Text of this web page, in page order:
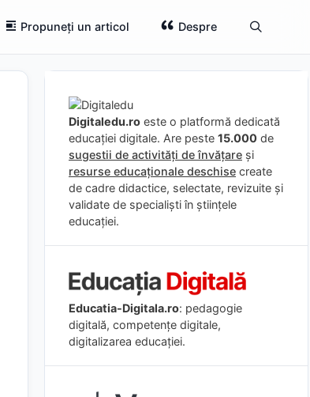
Propuneți un articol Despre
Digitaledu.ro este o platformă dedicată
educației digitale. Are peste 15.000 de
sugestii de activități de învățare și
resurse educaționale deschise create
de cadre didactice, selectate, revizuite și
validate de specialiști în științele
educației.
Educatia-Digitala.ro: pedagogie
digitală, competențe digitale,
digitalizarea educației.